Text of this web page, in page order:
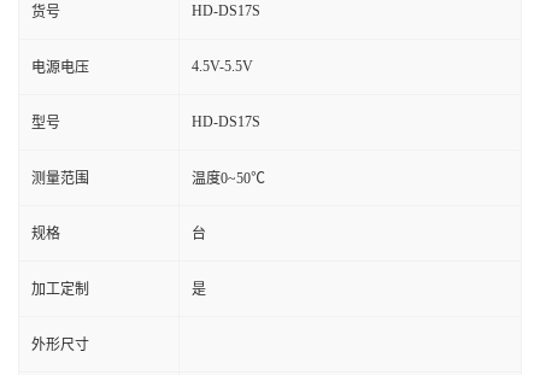
货号 HD-DS17S
电源电压 4.5V-5.5V
型号 HD-DS17S
测量范围 温度0~50℃
规格 台
加工定制 是
外形尺寸